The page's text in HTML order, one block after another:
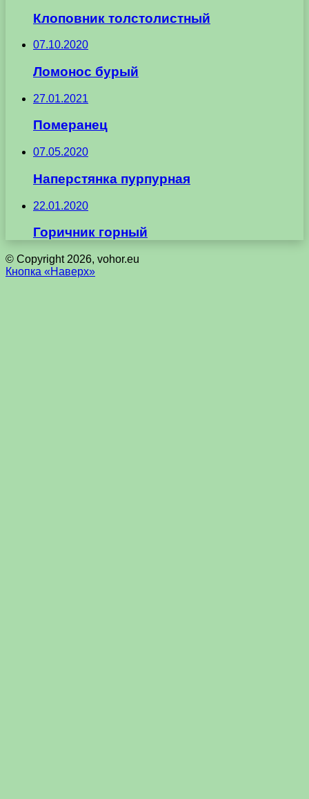
Клоповник толстолистный
07.10.2020
Ломонос бурый
27.01.2021
Померанец
07.05.2020
Наперстянка пурпурная
22.01.2020
Горичник горный
© Copyright 2026, vohor.eu
Кнопка «Наверх»